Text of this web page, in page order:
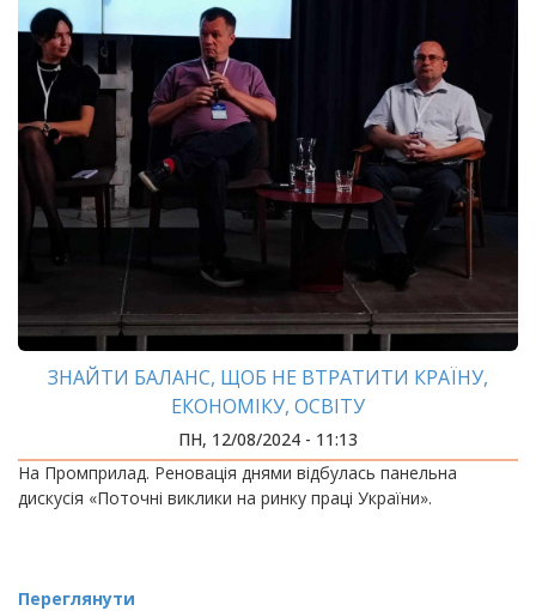
ЗНАЙТИ БАЛАНС, ЩОБ НЕ ВТРАТИТИ КРАЇНУ,
ЕКОНОМІКУ, ОСВІТУ
ПН, 12/08/2024 - 11:13
На Промприлад. Реновація днями відбулась панельна
дискусія «Поточні виклики на ринку праці України».
Переглянути